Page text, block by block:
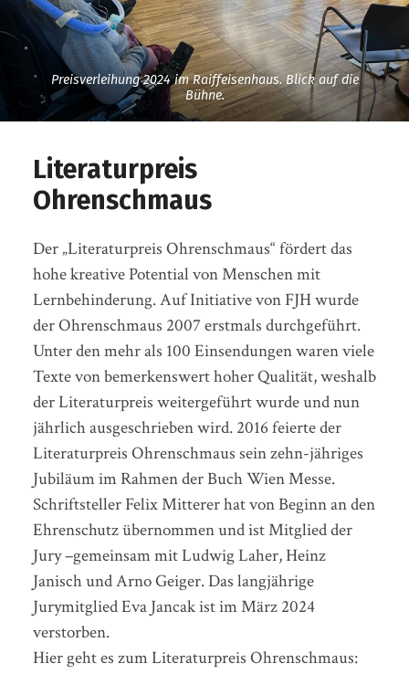
Preisverleihung 2024 im Raiffeisenhaus. Blick auf die
Bühne.
Literaturpreis
Ohrenschmaus
Der „Literaturpreis Ohrenschmaus“ fördert das
hohe kreative Potential von Menschen mit
Lernbehinderung. Auf Initiative von FJH wurde
der Ohrenschmaus 2007 erstmals durchgeführt.
Unter den mehr als 100 Einsendungen waren viele
Texte von bemerkenswert hoher Qualität, weshalb
der Literaturpreis weitergeführt wurde und nun
jährlich ausgeschrieben wird. 2016 feierte der
Literaturpreis Ohrenschmaus sein zehn-jähriges
Jubiläum im Rahmen der Buch Wien Messe.
Schriftsteller Felix Mitterer hat von Beginn an den
Ehrenschutz übernommen und ist Mitglied der
Jury –gemeinsam mit Ludwig Laher, Heinz
Janisch und Arno Geiger. Das langjährige
Jurymitglied Eva Jancak ist im März 2024
verstorben.
Hier geht es zum Literaturpreis Ohrenschmaus: